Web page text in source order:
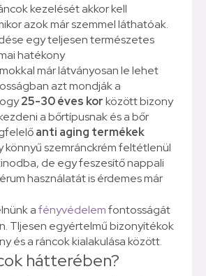
kezelését akkor kell
azok már szemmel láthatóak.
egy teljesen természetes
hatékony
már látványosan le lehet
azt mondják a
25-30 éves korközött bizony
a bőrtípusnak és a bőr
anti aging termékek
könnyű szemránckrém feltétlenül
de egy feszesítő nappali
használatát is érdemes már
afényvédelemfontosságát
Tljesen egyértelmű bizonyítékok
és a ráncok kialakulása között.
hátterében?